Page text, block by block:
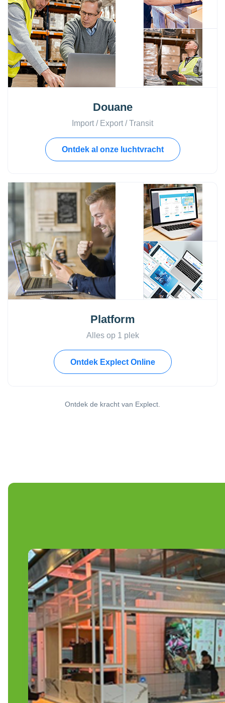
Douane
Import / Export / Transit
Ontdek al onze luchtvracht
Platform
Alles op 1 plek
Ontdek Explect Online
Ontdek de kracht van Explect.